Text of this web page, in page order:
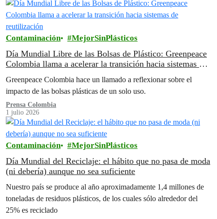
Contaminación MejorSinPlásticos
Día Mundial Libre de las Bolsas de Plástico: Greenpeace
Colombia llama a acelerar la transición hacia sistemas de
Greenpeace Colombia hace un llamado a reflexionar sobre el
impacto de las bolsas plásticas de un solo uso.
Prensa Colombia
1 julio 2026
Contaminación MejorSinPlásticos
Día Mundial del Reciclaje: el hábito que no pasa de moda
(ni debería) aunque no sea suficiente
Nuestro país se produce al año aproximadamente 1,4 millones de
toneladas de residuos plásticos, de los cuales sólo alrededor del
25% es reciclado